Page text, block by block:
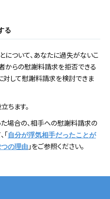
る
ついて、あなたに過失がないこ
からの慰謝料請求を拒否できる
対して慰謝料請求を検討できま
ちます。
場合の、相手への慰謝料請求の
自分が浮気相手だったことが
つの理由 」をご参照ください。